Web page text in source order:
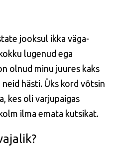
jooksul ikka väga-
lugenud ega
olnud minu juures kaks
hästi. Üks kord võtsin
kes oli varjupaigas
ilma emata kutsikat.